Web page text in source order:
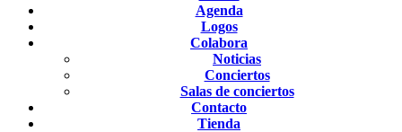
Agenda
Logos
Colabora
Noticias
Conciertos
Salas de conciertos
Contacto
Tienda